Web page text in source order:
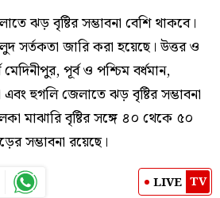
ঝড় বৃষ্টির সম্ভাবনা বেশি থাকবে।
সর্তকতা জারি করা হয়েছে। উত্তর ও
পূর্ব ও পশ্চিম বর্ধমান,
এবং হুগলি জেলাতে ঝড় বৃষ্টির সম্ভাবনা
মাঝারি বৃষ্টির সঙ্গে ৪০ থেকে ৫০
সম্ভাবনা রয়েছে।
LIVE TV